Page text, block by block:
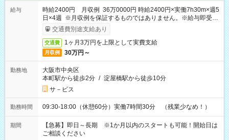
給与
時給2400円 月収例 36万0000円 時給2400円×実働7h30m×週5
日×4週 ※月収例を保証するものではありません。※給与即受取
りサービス利用可（利用条件有）
交通費別途支給あり
交通費 1ヶ月3万円を上限として実費支給
月収例 30万円～
勤務地
大阪市中央区
本町駅から徒歩2分 / 淀屋橋駅から徒歩10分
サ－ビス
勤務時間 09:30-18:00（休憩60分）実働7時間30分 （残業少なめ！）
期間
【急募】即日～長期 ※1か月以内のスタートも可能！開始日は
ご相談ください